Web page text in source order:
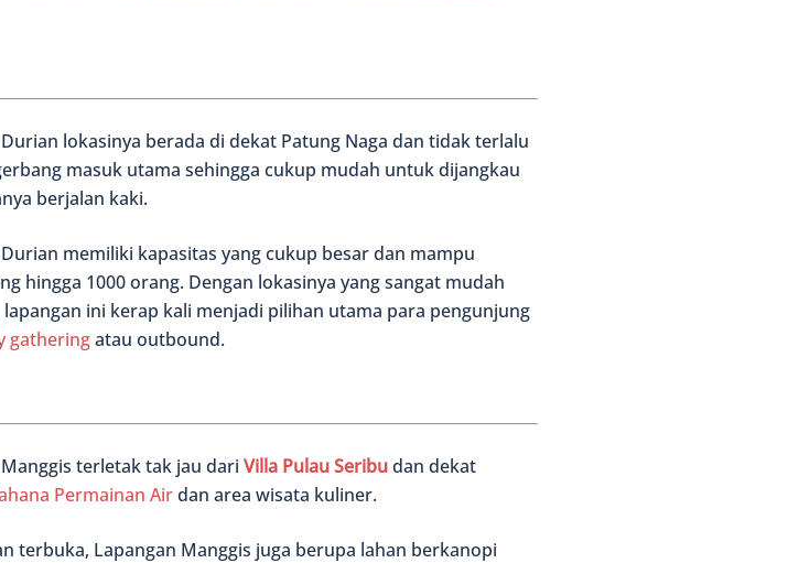
lokasinya berada di dekat Patung Naga dan tidak terlalu
masuk utama sehingga cukup mudah untuk dijangkau
berjalan kaki.
memiliki kapasitas yang cukup besar dan mampu
hingga 1000 orang. Dengan lokasinya yang sangat mudah
ini kerap kali menjadi pilihan utama para pengunjung
gatheringatau outbound.
terletak tak jau dari Villa Pulau Seribudan dekat
Permainan Airdan area wisata kuliner.
terbuka, Lapangan Manggis juga berupa lahan berkanopi